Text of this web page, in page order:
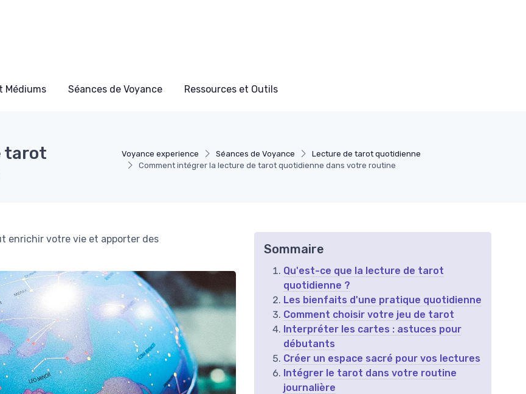
Médiums Séances de Voyance Ressources et Outils
Voyance experience Séances de Voyance
Lecture de tarot quotidienne
Comment intégrer la lecture de tarot quotidienne dans votre routine
tarot
enrichir votre vie et apporter des
Sommaire
Qu'est-ce que la lecture de tarot
quotidienne ?
Les bienfaits d'une pratique quotidienne
Comment choisir votre jeu de tarot
Interpréter les cartes : astuces pour
débutants
Créer un espace sacré pour vos lectures
Intégrer le tarot dans votre routine
journalière